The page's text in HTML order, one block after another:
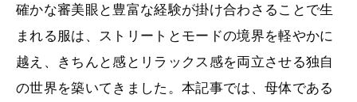
確かな審美眼と豊富な経験が掛け合わさることで生
まれる服は、ストリートとモードの境界を軽やかに
越え、きちんと感とリラックス感を両立させる独自
の世界を築いてきました。本記事では、母体である